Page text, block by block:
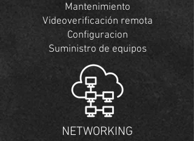
Mantenimiento
Videoverificación remota
Configuracion
Suministro de equipos
NETWORKING